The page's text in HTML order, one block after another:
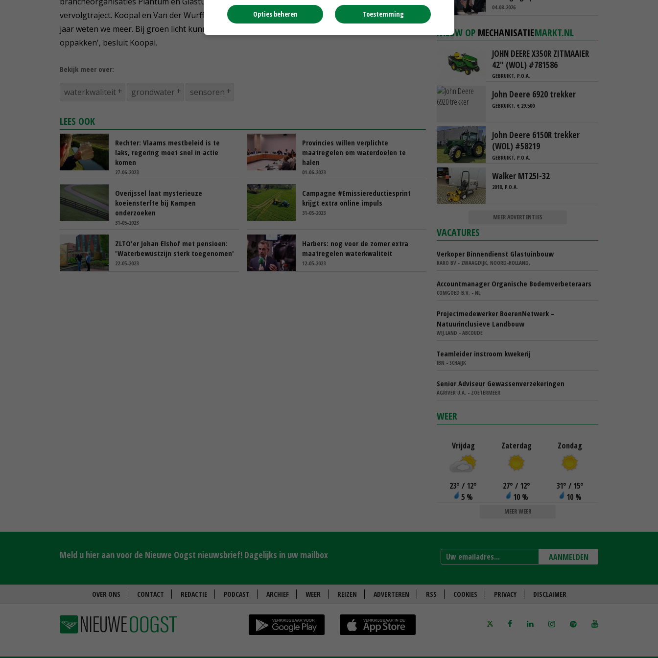
vervolgtraject. Koopal en Van der Wurff hebben goede hoop op groen licht. 'Aan het einde van het
jaar weten we meer. Bij groen licht kunnen we in elk geval in het voorjaar van 2024 de draad weer
oppakken', besluit Koopal.
Bekijk meer over:
waterkwaliteit grondwater sensoren
LEES OOK
Rechter: Vlaams mestbeleid is te
laks, regering moet snel in actie
komen
27-06-2023
Provincies willen verplichte
maatregelen om waterdoelen te
halen
01-06-2023
Overijssel laat mysterieuze
koeiensterfte bij Kampen
onderzoeken
31-05-2023
Campagne #Emissiereductiesprint
krijgt extra online impuls
31-05-2023
ZLTO'er Johan Elshof met pensioen:
'Waterbewustzijn sterk toegenomen'
22-05-2023
Harbers: nog voor de zomer extra
maatregelen waterkwaliteit
12-05-2023
‘Verdienmodel van boeren blijft
04-08-2026
NIEUW OP MECHANISATIEMARKT.NL
JOHN DEERE X350R ZITMAAIER
42" (WOL) #781586
GEBRUIKT, P.O.A.
John Deere 6920 trekker
GEBRUIKT, € 29.500
John Deere 6150R trekker
(WOL) #58219
GEBRUIKT, P.O.A.
Walker MT25I-32
2018, P.O.A.
MEER ADVERTENTIES
VACATURES
Verkoper Binnendienst Glastuinbouw
KARO BV - ZWAAGDIJK, NOORD-HOLLAND,
Accountmanager Organische Bodemverbeteraars
COMGOED B.V. - NL
Projectmedewerker BoerenNetwerk –
Natuurinclusieve Landbouw
WIJ.LAND - ABCOUDE
Teamleider instroom kwekerij
IBN - SCHAIJK
Senior Adviseur Gewassenverzekeringen
AGRIVER U.A. - ZOETERMEER
WEER
Vrijdag
23° / 12°
5 %
Zaterdag
27° / 12°
10 %
Zondag
31° / 15°
10 %
MEER WEER
Meld u hier aan voor de Nieuwe Oogst nieuwsbrief! Dagelijks in uw mailbox AANMELDEN
OVER ONS CONTACT REDACTIE PODCAST ARCHIEF WEER REIZEN ADVERTEREN RSS COOKIES PRIVACY DISCLAIMER
Toestemming
Opties beheren